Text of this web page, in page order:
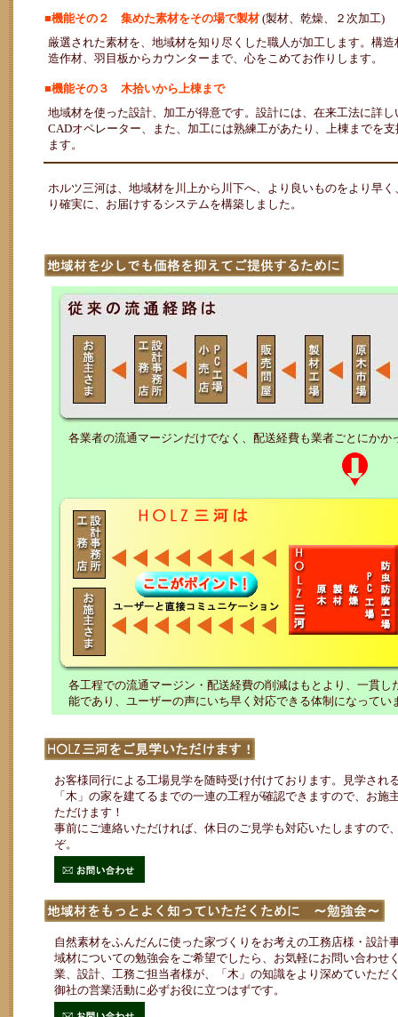
■機能その２ 集めた素材をその場で製材(製材、乾燥、２次加工)
厳選された素材を、地域材を知り尽くした職人が加工します。構造
造作材、羽目板からカウンターまで、心をこめてお作りします。
■機能その３ 木拾いから上棟まで
地域材を使った設計、加工が得意です。設計には、在来工法に詳し
CADオペレーター、また、加工には熟練工があたり、上棟までを支
ます。
ホルツ三河は、地域材を川上から川下へ、より良いものをより早く
り確実に、お届けするシステムを構築しました。
各業者の流通マージンだけでなく、配送経費も業者ごとにかか
各工程での流通マージン・配送経費の削減はもとより、一貫し
能であり、ユーザーの声にいち早く対応できる体制になってい
お客様同行による工場見学を随時受け付けております。見学され
「木」の家を建てるまでの一連の工程が確認できますので、お施
ただけます！
事前にご連絡いただければ、休日のご見学も対応いたしますので
ぞ。
自然素材をふんだんに使った家づくりをお考えの工務店様・設計
域材についての勉強会をご希望でしたら、お気軽にお問い合わせ
業、設計、工務ご担当者様が、「木」の知識をより深めていただ
御社の営業活動に必ずお役に立つはずです。